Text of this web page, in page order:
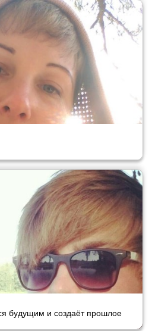
будущим и создаёт прошлое